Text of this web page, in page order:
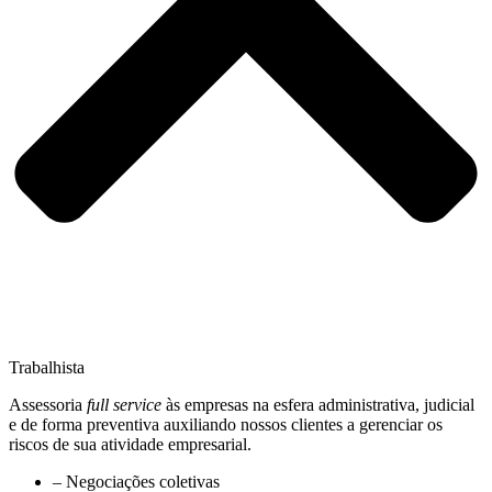
Trabalhista
Assessoria full service às empresas na esfera administrativa, judicial
e de forma preventiva auxiliando nossos clientes a gerenciar os
riscos de sua atividade empresarial.
– Negociações coletivas